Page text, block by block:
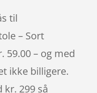
til
– Sort
59.00 – og med
ikke billigere.
kr. 299 så